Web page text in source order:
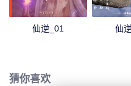
仙逆_01 仙
猜你喜欢